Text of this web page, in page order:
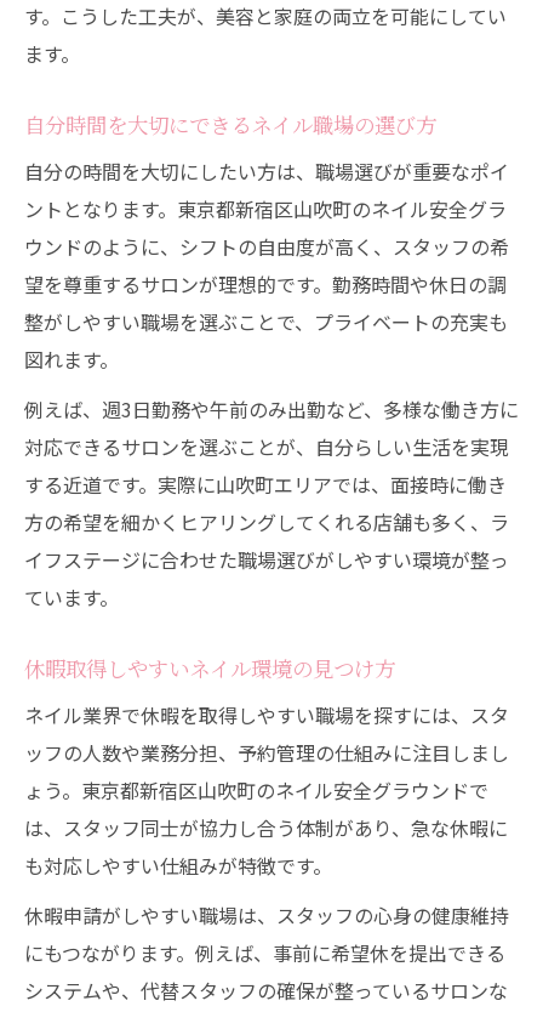
す。こうした工夫が、美容と家庭の両立を可能にしてい
ます。
自分時間を大切にできるネイル職場の選び方
自分の時間を大切にしたい方は、職場選びが重要なポイ
ントとなります。東京都新宿区山吹町のネイル安全グラ
ウンドのように、シフトの自由度が高く、スタッフの希
望を尊重するサロンが理想的です。勤務時間や休日の調
整がしやすい職場を選ぶことで、プライベートの充実も
図れます。
例えば、週3日勤務や午前のみ出勤など、多様な働き方に
対応できるサロンを選ぶことが、自分らしい生活を実現
する近道です。実際に山吹町エリアでは、面接時に働き
方の希望を細かくヒアリングしてくれる店舗も多く、ラ
イフステージに合わせた職場選びがしやすい環境が整っ
ています。
休暇取得しやすいネイル環境の見つけ方
ネイル業界で休暇を取得しやすい職場を探すには、スタ
ッフの人数や業務分担、予約管理の仕組みに注目しまし
ょう。東京都新宿区山吹町のネイル安全グラウンドで
は、スタッフ同士が協力し合う体制があり、急な休暇に
も対応しやすい仕組みが特徴です。
休暇申請がしやすい職場は、スタッフの心身の健康維持
にもつながります。例えば、事前に希望休を提出できる
システムや、代替スタッフの確保が整っているサロンな